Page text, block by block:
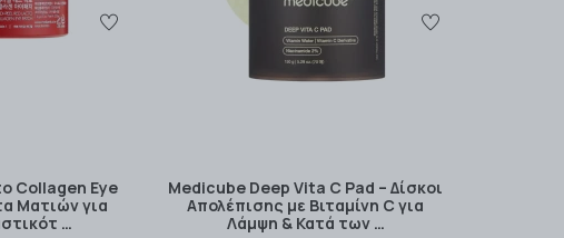
Collagen Eye
Ματιών για
…
Medicube Deep Vita C Pad – Δίσκοι
Απολέπισης με Βιταμίνη C για
Λάμψη & Κατά των …